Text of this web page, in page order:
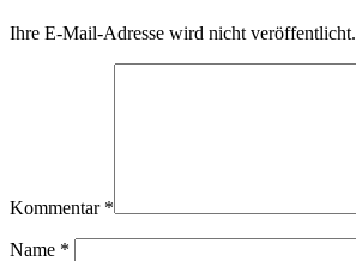
Ihre E-Mail-Adresse wird nicht veröffentlicht.
Kommentar *
Name *